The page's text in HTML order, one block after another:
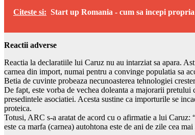
Citeste si: Start up Romania - cum sa incepi
Reactii adverse
Reactia la declaratiile lui Caruz nu au intarziat sa apara.
carnea din import, numai pentru a convinge populatia sa
Betia de cuvinte probeaza necunoasterea tehnologiei
De fapt, este vorba de vechea doleanta a majorarii
presedintele asociatiei. Acesta sustine ca importurile se
proteica.
Totusi, ARC s-a aratat de acord cu o afirmatie a lui
este ca marfa (carnea) autohtona este de ani de zile cea